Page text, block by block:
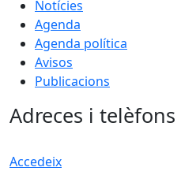
Notícies
Agenda
Agenda política
Avisos
Publicacions
Adreces i telèfons
Accedeix